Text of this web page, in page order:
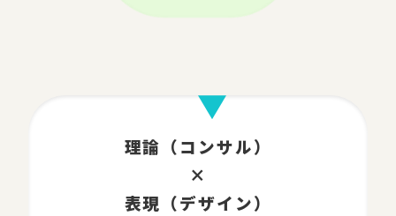
理論（コンサル）
×
表現（デザイン）